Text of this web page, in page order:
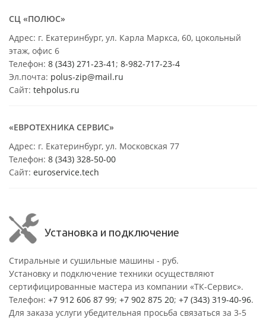
СЦ «ПОЛЮС»
Адрес: г. Екатеринбург, ул. Карла Маркса, 60, цокольный
этаж, офис 6
Телефон: 8 (343) 271-23-41 ; 8-982-717-23-4
Эл.почта: polus-zip@mail.ru
Сайт: tehpolus.ru
«ЕВРОТЕХНИКА СЕРВИС»
Адрес: г. Екатеринбург, ул. Московская 77
Телефон: 8 (343) 328-50-00
Сайт: euroservice.tech
Установка и подключение
Стиральные и сушильные машины - руб.
Установку и подключение техники осуществляют
сертифицированные мастера из компании «ТК-Сервис».
Телефон: +7 912 606 87 99; +7 902 875 20; +7 (343) 319-40-96.
Для заказа услуги убедительная просьба связаться за 3-5